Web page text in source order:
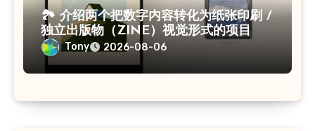
🏞 介绍两个把数字内容转化为纸张印刷 /
独立出版物（ZINE）视觉形式的项目
Tony 2026-08-06